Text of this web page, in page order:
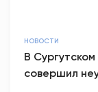
НОВОСТИ
В
совершил